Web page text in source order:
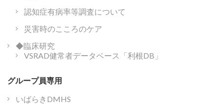
認知症有病率等調査について
災害時のこころのケア
◆臨床研究
VSRAD健常者データベース「利根DB」
グループ員専用
いばらきDMHS